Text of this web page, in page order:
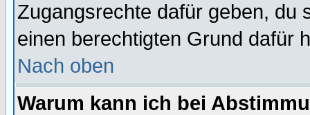
Zugangsrechte dafür geben, du
einen berechtigten Grund dafür
Nach oben
Warum kann ich bei